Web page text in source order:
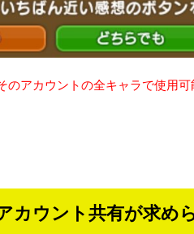
のアカウントの全キャラで使用
カウント共有が求め